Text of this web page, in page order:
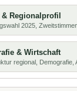
Regionalprofil
2025,
& Wirtschaft
regional, Demografie,